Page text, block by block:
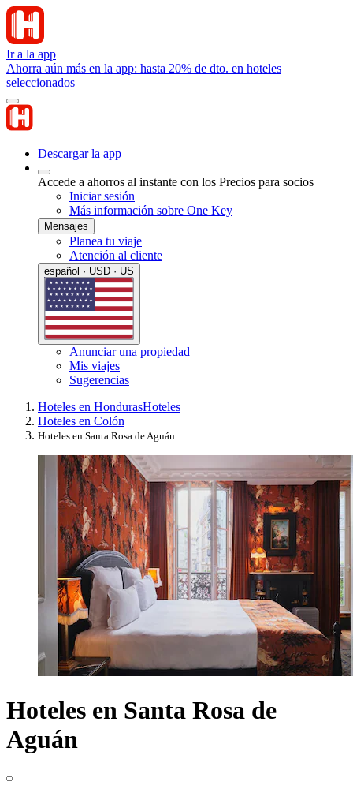
Ir a la app
Ahorra aún más en la app: hasta 20% de dto. en hoteles
seleccionados
Descargar la app
Accede a ahorros al instante con los Precios para socios
Iniciar sesión
Más información sobre One Key
Mensajes
Planea tu viaje
Atención al cliente
español · USD · US
Anunciar una propiedad
Mis viajes
Sugerencias
Hoteles en HondurasHoteles
Hoteles en Colón
Hoteles en Santa Rosa de Aguán
Hoteles en Santa Rosa de
Aguán